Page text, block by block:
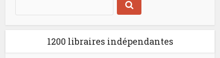
1200 libraires indépendantes